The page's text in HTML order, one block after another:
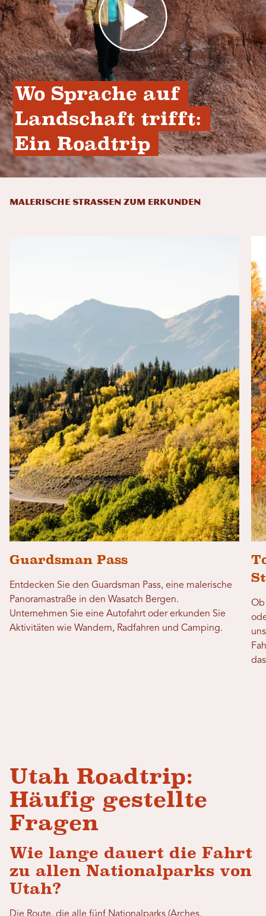
Wo Sprache auf
Landschaft trifft:
Ein Roadtrip
MALERISCHE STRASSEN ZUM ERKUNDEN
Guardsman Pass
Entdecken Sie den Guardsman Pass, eine malerische
Panoramastraße in den Wasatch Bergen.
Unternehmen Sie eine Autofahrt oder erkunden Sie
Aktivitäten wie Wandern, Radfahren und Camping.
Ob
Utah Roadtrip:
Häufig gestellte
Fragen
Wie lange dauert die Fahrt
zu allen Nationalparks von
Utah?